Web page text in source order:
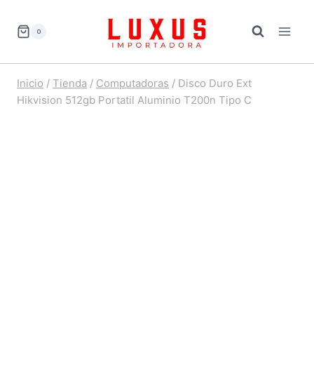
0
Inicio / Tienda / Computadoras / Disco Duro Ext
Hikvision 512gb Portatil Aluminio T200n Tipo C